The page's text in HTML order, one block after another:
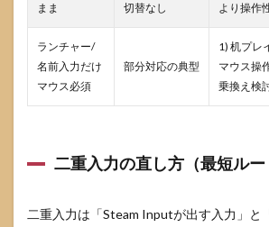
まま
切替なし
より操作
ランチャー/
名前入力だけ
マウス必須
部分対応の典型
1) 机プレ
マウス操
乗換え検
二重入力の直し方（最短ルー
二重入力は「Steam Inputが出す入力」と